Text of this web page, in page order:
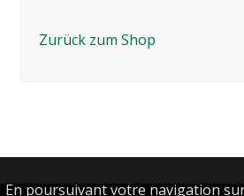
Zurück zum Shop
En poursuivant votre navigation
Deutsch Français